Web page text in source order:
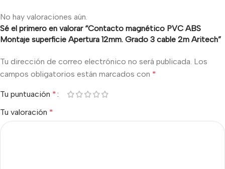
No hay valoraciones aún.
Sé el primero en valorar “Contacto magnético PVC ABS
Montaje superficie Apertura 12mm. Grado 3 cable 2m Aritech”
Tu dirección de correo electrónico no será publicada. Los
campos obligatorios están marcados con *
Tu puntuación *
Tu valoración *